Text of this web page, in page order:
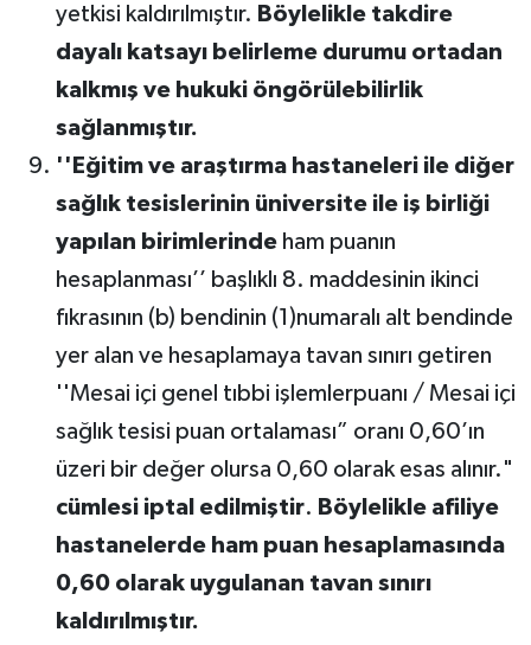
yetkisi kaldırılmıştır. Böylelikle takdire
dayalı katsayı belirleme durumu ortadan
kalkmış ve hukuki öngörülebilirlik
sağlanmıştır.
''Eğitim ve araştırma hastaneleri ile diğer
sağlık tesislerinin üniversite ile iş birliği
yapılan birimlerindeham puanın
hesaplanması’’ başlıklı 8. maddesinin ikinci
fıkrasının (b) bendinin (1)numaralı alt bendinde
yer alan ve hesaplamaya tavan sınırı getiren
''Mesai içi genel tıbbi işlemlerpuanı / Mesai içi
sağlık tesisi puan ortalaması” oranı 0,60’ın
üzeri bir değer olursa 0,60 olarak esas alınır."
cümlesi iptal edilmiştir. Böylelikle afiliye
hastanelerde ham puan hesaplamasında
0,60 olarak uygulanan tavan sınırı
kaldırılmıştır.